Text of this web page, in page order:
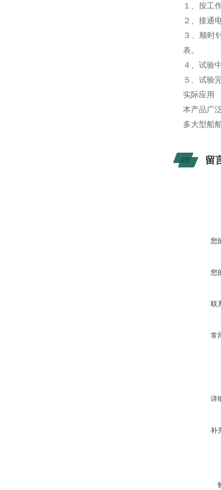
１、按工
２、接通
３、顺时
表。
４、试验
５、试验
实际应用
本产品广
多大型船
留
您
您
联
常
详
补